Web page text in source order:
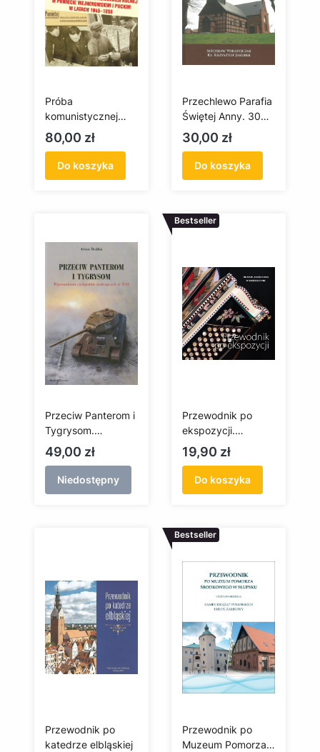
Próba
komunistycznej
rewolucji rolnej w
powiecie
wejherowskim i
puckim w latach
Cena
80,00 zł
Do koszyka
Przechlewo Parafia
Świętej Anny. 300
lat kościoła
parafialnego
Cena
30,00 zł
Do koszyka
Przeciw Panterom i
Tygrysom.
Wspomnienia
czołgistów
walczących w T-34
Cena
49,00 zł
Niedostępny
Bestseller
Przewodnik po
ekspozycji.
Muzeum akordeonu
w Kościerzynie
Cena
19,90 zł
Do koszyka
Przewodnik po
katedrze elbląskiej
Bestseller
Przewodnik po
Muzeum Pomorza